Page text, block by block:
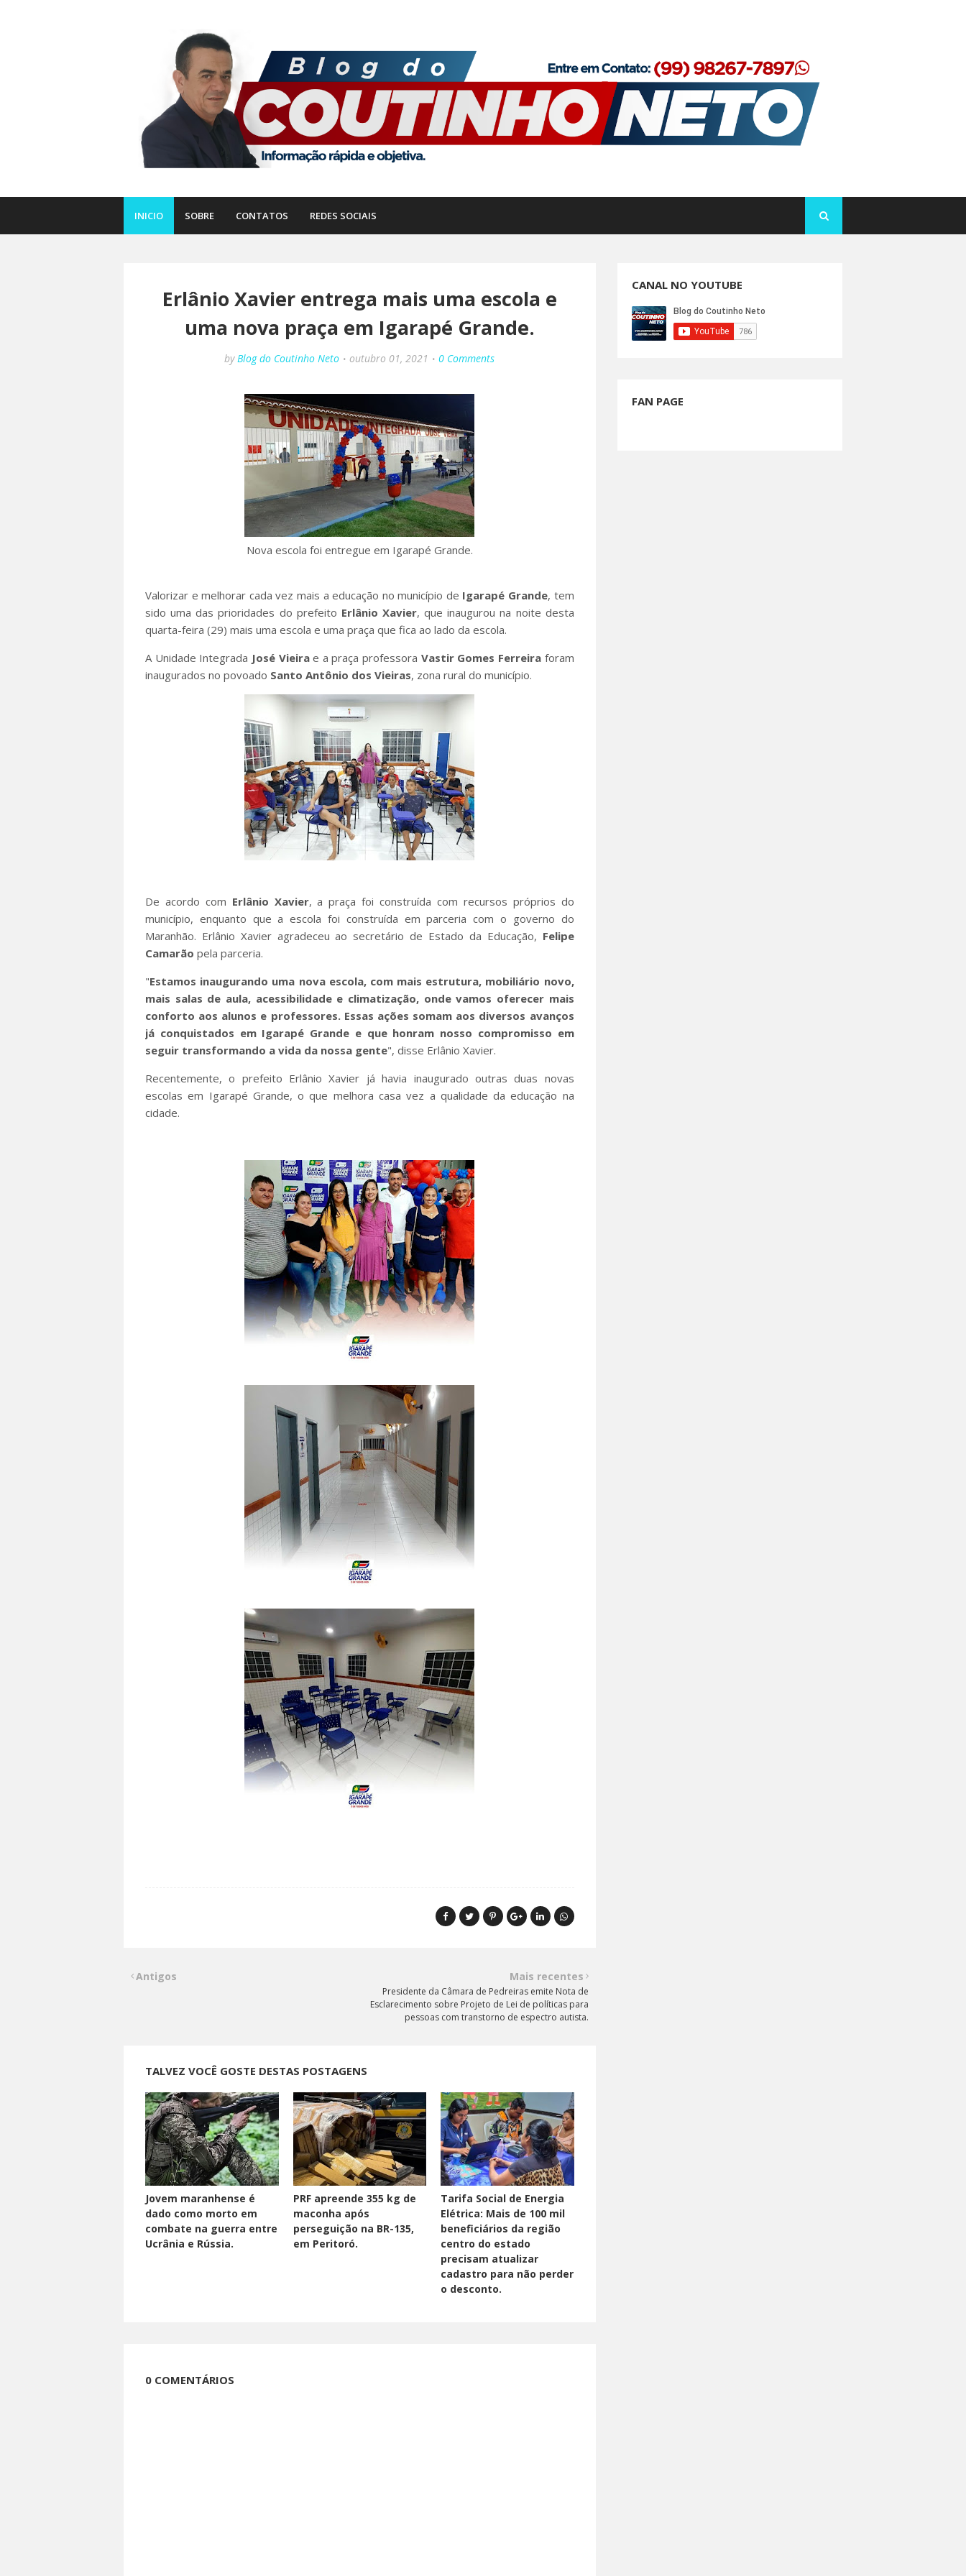
INICIO SOBRE CONTATOS REDES SOCIAIS
Erlânio Xavier entrega mais uma escola e
uma nova praça em Igarapé Grande.
by Blog do Coutinho Neto outubro 01, 2021 0 Comments
Nova escola foi entregue em Igarapé Grande.
Valorizar e melhorar cada vez mais a educação no município de Igarapé Grande, tem
sido uma das prioridades do prefeito Erlânio Xavier, que inaugurou na noite desta
quarta-feira (29) mais uma escola e uma praça que fica ao lado da escola.
A Unidade Integrada José Vieirae a praça professora Vastir Gomes Ferreira foram
inaugurados no povoado Santo Antônio dos Vieiras, zona rural do município.
De acordo com Erlânio Xavier, a praça foi construída com recursos próprios do
município, enquanto que a escola foi construída em parceria com o governo do
Maranhão. Erlânio Xavier agradeceu ao secretário de Estado da Educação, Felipe
Camarão pela parceria.
"Estamos inaugurando uma nova escola, com mais estrutura, mobiliário novo,
mais salas de aula, acessibilidade e climatização, onde vamos oferecer mais
conforto aos alunos e professores. Essas ações somam aos diversos avanços
já conquistados em Igarapé Grande e que honram nosso compromisso em
seguir transformando a vida da nossa gente", disse Erlânio Xavier.
Recentemente, o prefeito Erlânio Xavier já havia inaugurado outras duas novas
escolas em Igarapé Grande, o que melhora casa vez a qualidade da educação na
cidade.
Mais recentes
Presidente da Câmara de Pedreiras emite Nota de
Esclarecimento sobre Projeto de Lei de políticas para
pessoas com transtorno de espectro autista.
Antigos
TALVEZ VOCÊ GOSTE DESTAS POSTAGENS
Jovem maranhense é
dado como morto em
combate na guerra entre
Ucrânia e Rússia.
PRF apreende 355 kg de
maconha após
perseguição na BR-135,
em Peritoró.
Tarifa Social de Energia
Elétrica: Mais de 100 mil
beneficiários da região
centro do estado
precisam atualizar
cadastro para não perder
o desconto.
0 COMENTÁRIOS
CANAL NO YOUTUBE
FAN PAGE